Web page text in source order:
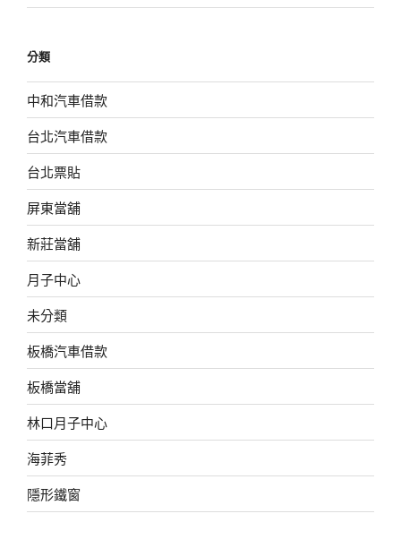
分類
中和汽車借款
台北汽車借款
台北票貼
屏東當舖
新莊當舖
月子中心
未分類
板橋汽車借款
板橋當舖
林口月子中心
海菲秀
隱形鐵窗